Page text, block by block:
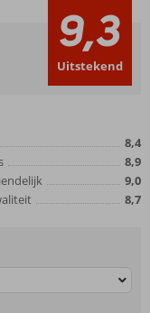
9,3
Uitstekend
8,4
8,9
9,0
8,7